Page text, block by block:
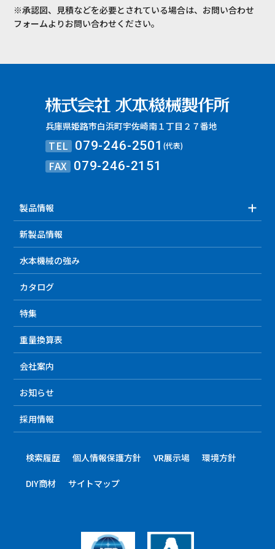
※承認図、見積などを必要とされている場合は、お問い合わせ
フォームよりお問い合わせください。
兵庫県姫路市白浜町宇佐崎南１丁目２７番地
TEL 079-246-2501(代表)
FAX 079-246-2151
製品情報
新製品情報
水本機械の強み
カタログ
特集
重量換算表
会社案内
お知らせ
採用情報
検索履歴 個人情報保護方針 VR展示場 環境方針
DIY商材 サイトマップ